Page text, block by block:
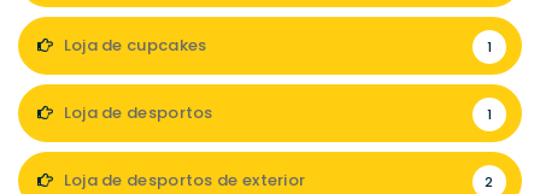
Loja de cupcakes 1
Loja de desportos 1
Loja de desportos de exterior 2